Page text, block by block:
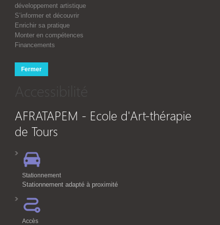
développement artistique
S’informer et découvrir
Enrichir sa pratique
Monter en compétences
Financements
Fermer
Accessibilité
AFRATAPEM - Ecole d'Art-thérapie
de Tours
Stationnement
Stationnement adapté à proximité
Accès